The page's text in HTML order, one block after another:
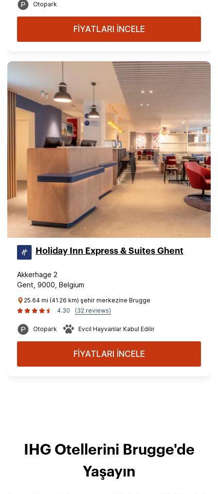
Otopark
FİYATLARI İNCELE
Holiday Inn Express & Suites Ghent
Akkerhage 2
Gent, 9000, Belgium
25.64 mi (41.26 km) şehir merkezine Brugge
4.30
(32 reviews)
Otopark Evcil Hayvanlar Kabul Edilir
FİYATLARI İNCELE
IHG Otellerini Brugge'de
Yaşayın